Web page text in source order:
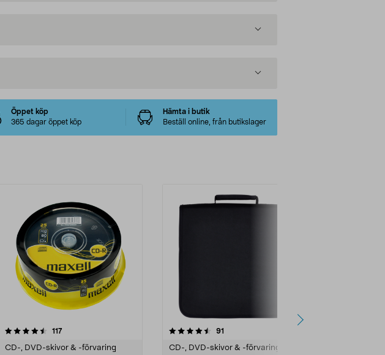
Öppet köp
365 dagar öppet köp
Hämta i butik
Beställ online, från butikslager
117recensioner
CD-, DVD-skivor & -förvaring
4.5 av 5 stjärnor 91
CD-, DVD-skivor & -förvaring
4.5 av 5 stjärnor